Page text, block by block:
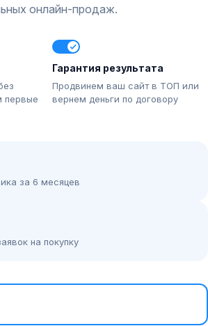
онлайн-продаж.
первые
Гарантия результата
Продвинем ваш сайт в ТОП или
вернем деньги по договору
за 6 месяцев
на покупку